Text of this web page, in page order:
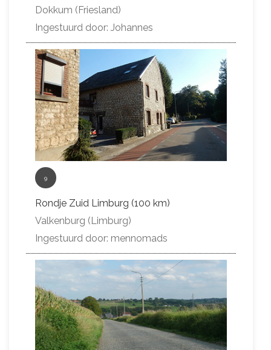
Dokkum (Friesland)
Ingestuurd door: Johannes
9
Rondje Zuid Limburg (100 km)
Valkenburg (Limburg)
Ingestuurd door: mennomads